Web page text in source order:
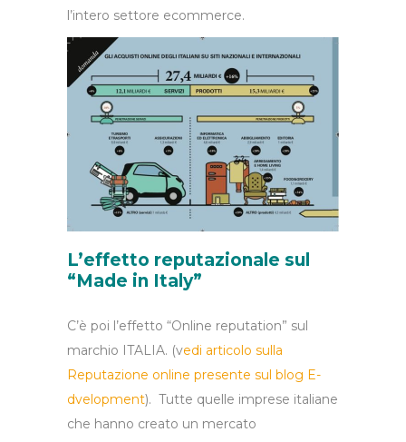
l’intero settore ecommerce.
L’effetto reputazionale sul
“Made in Italy”
C’è poi l’effetto “Online reputation” sul
marchio ITALIA. (vedi articolo sulla
Reputazione online presente sul blog E-
dvelopment). Tutte quelle imprese italiane
che hanno creato un mercato